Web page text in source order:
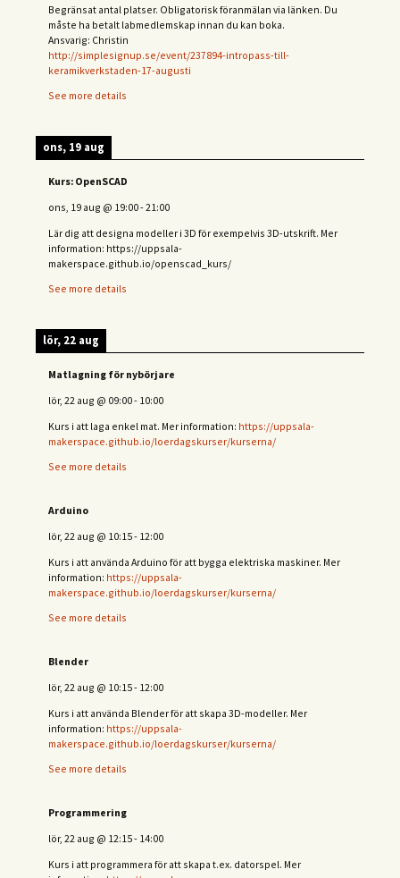
Begränsat antal platser. Obligatorisk föranmälan via länken. Du
måste ha betalt labmedlemskap innan du kan boka.
Ansvarig: Christin
http://simplesignup.se/event/237894-intropass-till-
keramikverkstaden-17-augusti
See more details
ons, 19 aug
Kurs: OpenSCAD
ons, 19 aug @ 19:00-21:00
Lär dig att designa modeller i 3D för exempelvis 3D-utskrift. Mer
information: https://uppsala-
makerspace.github.io/openscad_kurs/
See more details
lör, 22 aug
Matlagning för nybörjare
lör, 22 aug @ 09:00- 10:00
Kurs i att laga enkel mat. Mer information: https://uppsala-
makerspace.github.io/loerdagskurser/kurserna/
See more details
Arduino
lör, 22 aug @ 10:15- 12:00
Kurs i att använda Arduino för att bygga elektriska maskiner. Mer
information: https://uppsala-
makerspace.github.io/loerdagskurser/kurserna/
See more details
Blender
lör, 22 aug @ 10:15- 12:00
Kurs i att använda Blender för att skapa 3D-modeller. Mer
information: https://uppsala-
makerspace.github.io/loerdagskurser/kurserna/
See more details
Programmering
lör, 22 aug @ 12:15- 14:00
Kurs i att programmera för att skapa t.ex. datorspel. Mer